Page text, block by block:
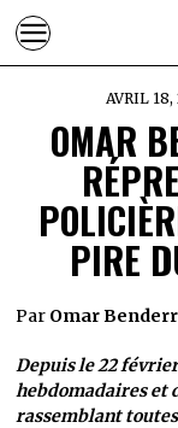
AVRIL 18,
OMAR
PIRE
Par Omar
Depuis le 22
hebdomadaires et
rassemblant